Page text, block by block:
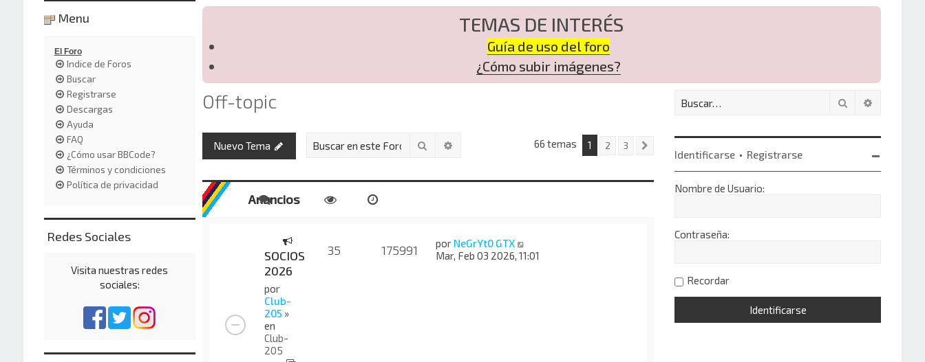
TEMAS DE INTERÉS
Guía de uso del foro
¿Cómo subir imágenes?
Off-topic
Nuevo Tema Buscar Búsqueda avanzada66 temas 1 2 3
Anuncios
SOCIOS
2026
por
Club-
205 »
en
Club-
205
35 175991 por NeGrYt0 GTX
Mar, Feb 03 2026, 11:01
Buscar
Identificarse • Registrarse
Nombre de Usuario:
Contraseña:
Recordar
Menu
El Foro
Indice de Foros
Buscar
Registrarse
Descargas
Ayuda
FAQ
¿Cómo usar BBCode?
Términos y condiciones
Política de privacidad
Redes Sociales
Visita nuestras redes
sociales: